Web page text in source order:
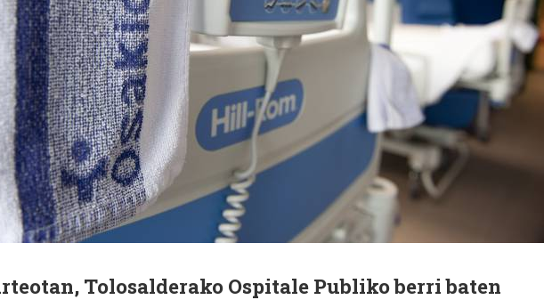
Tolosalderako Ospitale Publiko berri baten